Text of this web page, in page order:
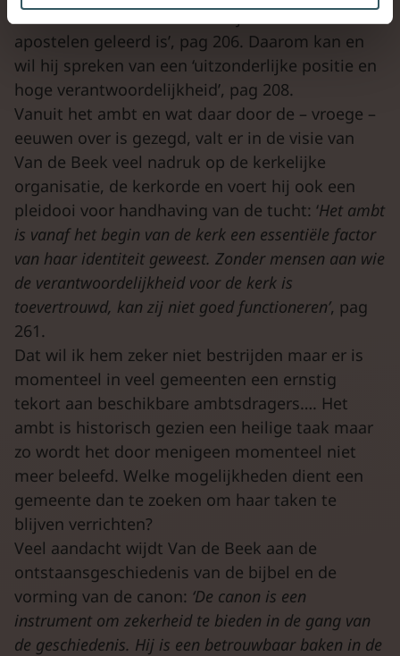
houden en hen te bewaren bij wat door de
apostelen geleerd is’, pag 206. Daarom kan en
wil hij spreken van een ‘uitzonderlijke positie en
hoge verantwoordelijkheid’, pag 208.
Vanuit het ambt en wat daar door de – vroege –
eeuwen over is gezegd, valt er in de visie van
Van de Beek veel nadruk op de kerkelijke
organisatie, de kerkorde en voert hij ook een
pleidooi voor handhaving van de tucht: ‘Het ambt
is vanaf het begin van de kerk een essentiële factor
van haar identiteit geweest. Zonder mensen aan wie
de verantwoordelijkheid voor de kerk is
toevertrouwd, kan zij niet goed functioneren’, pag
261.
Dat wil ik hem zeker niet bestrijden maar er is
momenteel in veel gemeenten een ernstig
tekort aan beschikbare ambtsdragers…. Het
ambt is historisch gezien een heilige taak maar
zo wordt het door menigeen momenteel niet
meer beleefd. Welke mogelijkheden dient een
gemeente dan te zoeken om haar taken te
blijven verrichten?
Veel aandacht wijdt Van de Beek aan de
ontstaansgeschiedenis van de bijbel en de
vorming van de canon: ‘De canon is een
instrument om zekerheid te bieden in de gang van
de geschiedenis. Hij is een betrouwbaar baken in de